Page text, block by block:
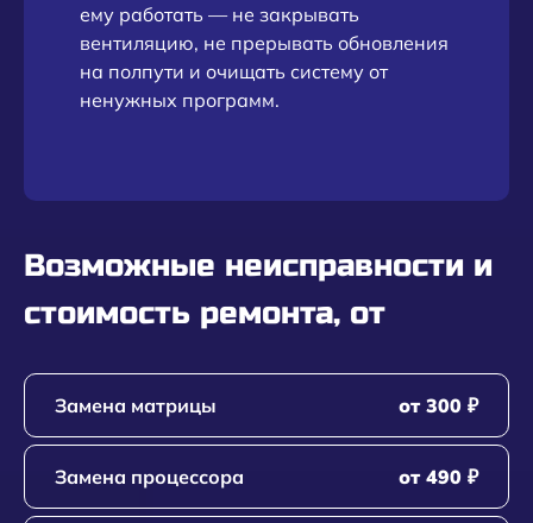
ему работать — не закрывать
вентиляцию, не прерывать обновления
на полпути и очищать систему от
ненужных программ.
Возможные неисправности и
стоимость ремонта, от
Замена матрицы от 300 ₽
Замена процессора от 490 ₽